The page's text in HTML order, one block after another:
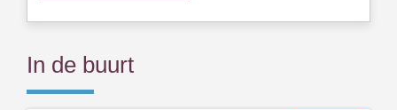
In de buurt